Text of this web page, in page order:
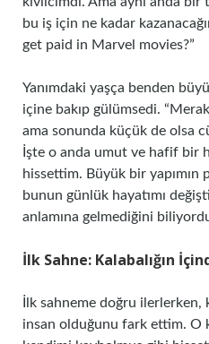
bu iş için ne kadar
get paid in Marvel movies?”
Yanımdaki yaşça benden
içine bakıp gülümsedi.
ama sonunda küçük de olsa
İşte o anda umut ve hafif bir
hissettim. Büyük bir yapımın
bunun günlük hayatımı
anlamına gelmediğini
İlk Sahne: Kalabalığın
İlk sahneme doğru
insan olduğunu fark ettim. O